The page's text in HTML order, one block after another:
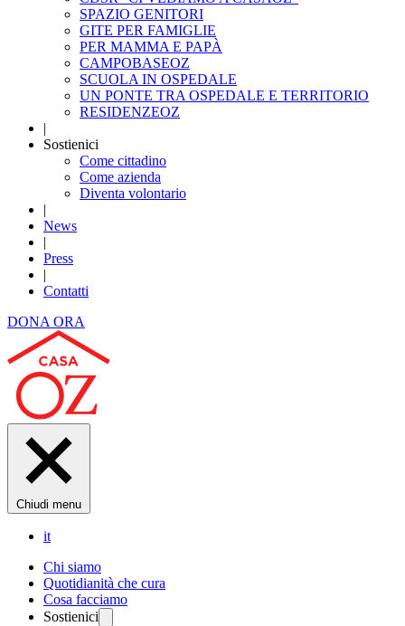
SPAZIO GENITORI
GITE PER FAMIGLIE
PER MAMMA E PAPÀ
CAMPOBASEOZ
SCUOLA IN OSPEDALE
UN PONTE TRA OSPEDALE E TERRITORIO
RESIDENZEOZ
|
Sostienici
Come cittadino
Come azienda
Diventa volontario
|
News
|
Press
|
Contatti
DONA ORA
Chiudi menu
it
Chi siamo
Quotidianità che cura
Cosa facciamo
Sostienici